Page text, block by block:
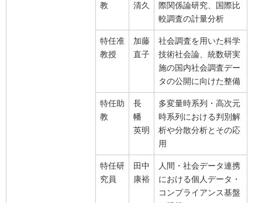
教
清久
際関係論研究、国際比
較調査の計量分析
特任准
教授
加藤
直子
社会調査を用いた科学
技術社会論、統数研実
施の国内社会調査デー
タの公開に向けた整備
特任助
教
長
幡
英明
多変量時系列・高次元
時系列における判別解
析や分散分析とその応
用
特任研
究員
田中
康裕
人間・社会データ連携
における個人データ・
コンプライアンス基盤